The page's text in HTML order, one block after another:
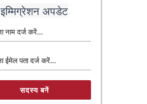
इम्मिग्रेशन अपडेट